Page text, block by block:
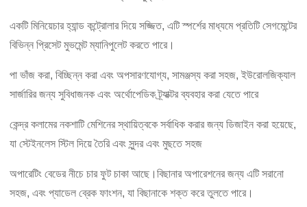
একটি মিনিয়েচার হ্যান্ড কন্ট্রোলার দিয়ে সজ্জিত, এটি স্পর্শের মাধ্যমে প্রতিটি সেগমেন্টের
বিভিন্ন প্রিসেট মুভমেন্ট ম্যানিপুলেট করতে পারে।
পা ভাঁজ করা, বিচ্ছিন্ন করা এবং অপসারণযোগ্য, সামঞ্জস্য করা সহজ, ইউরোলজিক্যাল
সার্জারির জন্য সুবিধাজনক এবং অর্থোপেডিক ট্র্যাক্টর ব্যবহার করা যেতে পারে
কেন্দ্র কলামের নকশাটি মেশিনের স্থায়িত্বকে সর্বাধিক করার জন্য ডিজাইন করা হয়েছে,
যা স্টেইনলেস স্টিল দিয়ে তৈরি এবং সুন্দর এবং মুছতে সহজ
অপারেটিং বেডের নীচে চার ফুট চাকা আছে।বিছানার অপারেশনের জন্য এটি সরানো
সহজ, এবং প্যাডেল ব্রেক ফাংশন, যা বিছানাকে শক্ত করে তুলতে পারে।